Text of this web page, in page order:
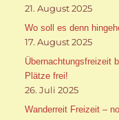
21. August 2025
Wo soll es denn
17. August 2025
Übernachtungsfreizeit
Plätze frei!
26. Juli 2025
Wanderreit Freizeit –